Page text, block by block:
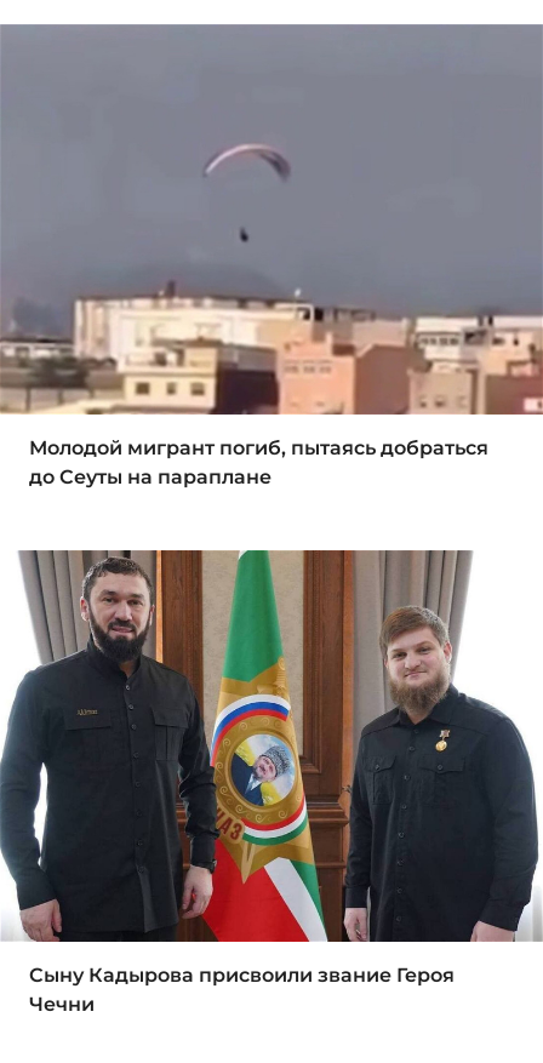
Молодой мигрант погиб, пытаясь добраться
до Сеуты на параплане
Сыну Кадырова присвоили звание Героя
Чечни